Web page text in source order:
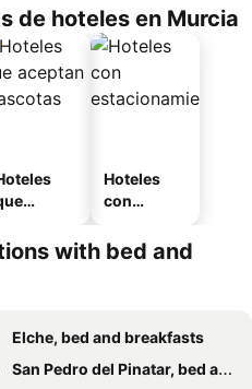
de hoteles en Murcia
Hoteles
con
miento
with bed and
Elche, bed and breakfasts
San Pedro del Pinatar, bed and breakfasts